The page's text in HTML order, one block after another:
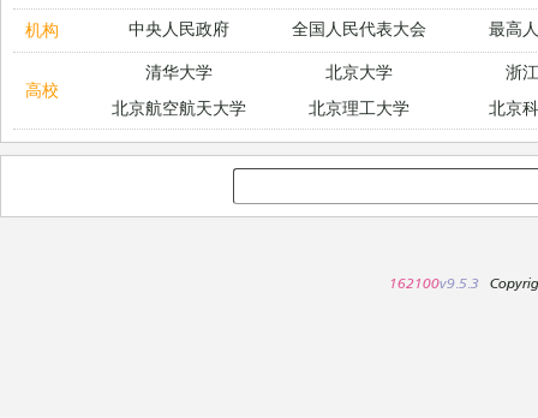
机构 中央人民政府 全国人民代表大会 最高
高校
清华大学 北京大学
浙
北京航空航天大学
北京理工大学 北京
162100v9.5.3